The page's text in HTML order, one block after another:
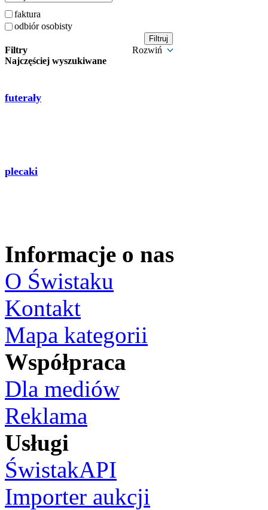
faktura
odbiór osobisty
Filtry
Rozwiń
Najczęściej wyszukiwane
futerały
plecaki
Informacje o nas
O Świstaku
Kontakt
Mapa kategorii
Współpraca
Dla mediów
Reklama
Usługi
ŚwistakAPI
Importer aukcji